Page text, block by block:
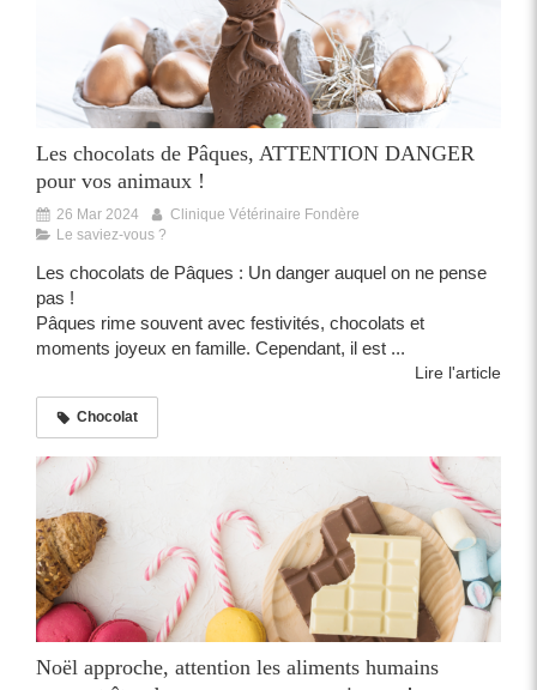
Les chocolats de Pâques, ATTENTION DANGER
pour vos animaux !
26 Mar 2024
Clinique Vétérinaire Fondère
Le saviez-vous ?
Les chocolats de Pâques : Un danger auquel on ne pense
pas !
Pâques rime souvent avec festivités, chocolats et
moments joyeux en famille. Cependant, il est ...
Lire l'article
Chocolat
Noël approche, attention les aliments humains